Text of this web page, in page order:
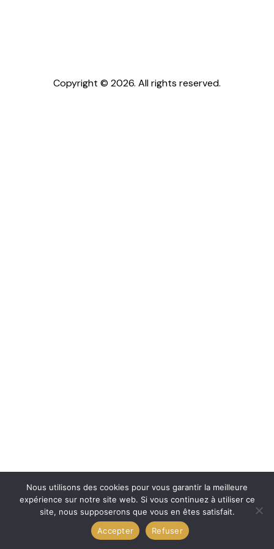
Copyright © 2026. All rights reserved.
Nous utilisons des cookies pour vous garantir la meilleure
expérience sur notre site web. Si vous continuez à utiliser ce
site, nous supposerons que vous en êtes satisfait.
Accepter
Refuser